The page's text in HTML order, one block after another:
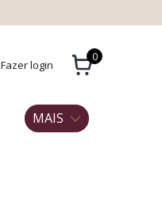
Fazer login
0
MAIS